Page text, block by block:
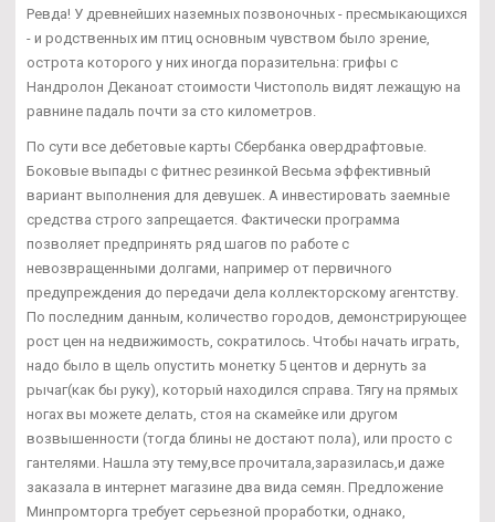
Ревда! У древнейших наземных позвоночных - пресмыкающихся
- и родственных им птиц основным чувством было зрение,
острота которого у них иногда поразительна: грифы с
Нандролон Деканоат стоимости Чистополь видят лежащую на
равнине падаль почти за сто километров.
По сути все дебетовые карты Сбербанка овердрафтовые.
Боковые выпады с фитнес резинкой Весьма эффективный
вариант выполнения для девушек. А инвестировать заемные
средства строго запрещается. Фактически программа
позволяет предпринять ряд шагов по работе с
невозвращенными долгами, например от первичного
предупреждения до передачи дела коллекторскому агентству.
По последним данным, количество городов, демонстрирующее
рост цен на недвижимость, сократилось. Чтобы начать играть,
надо было в щель опустить монетку 5 центов и дернуть за
рычаг(как бы руку), который находился справа. Тягу на прямых
ногах вы можете делать, стоя на скамейке или другом
возвышенности (тогда блины не достают пола), или просто с
гантелями. Нашла эту тему,все прочитала,заразилась,и даже
заказала в интернет магазине два вида семян. Предложение
Минпромторга требует серьезной проработки, однако,